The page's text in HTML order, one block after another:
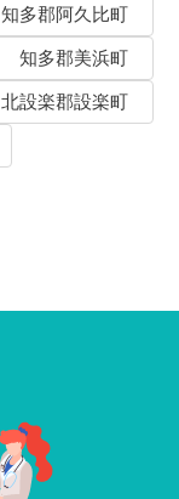
知多郡阿久比町
知多郡美浜町
北設楽郡設楽町